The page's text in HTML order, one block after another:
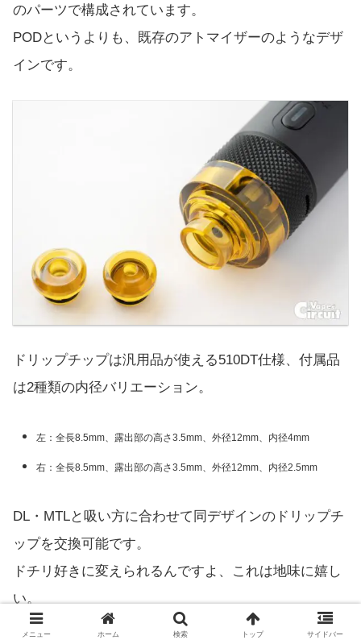
のパーツで構成されています。
PODというよりも、既存のアトマイザーのようなデザ
インです。
ドリップチップは汎用品が使える510DT仕様、付属品
は2種類の内径バリエーション。
左：全長8.5mm、露出部の高さ3.5mm、外径12mm、内径4mm
右：全長8.5mm、露出部の高さ3.5mm、外径12mm、内径2.5mm
DL・MTLと吸い方に合わせて同デザインのドリップチ
ップを交換可能です。
ドチリ好きに変えられるんですよ、これは地味に嬉し
い。
メニュー ホーム 検索 トップ サイドバー